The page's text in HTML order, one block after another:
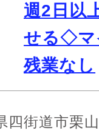
週2日以
せる◇マ
残業なし
四街道市栗山